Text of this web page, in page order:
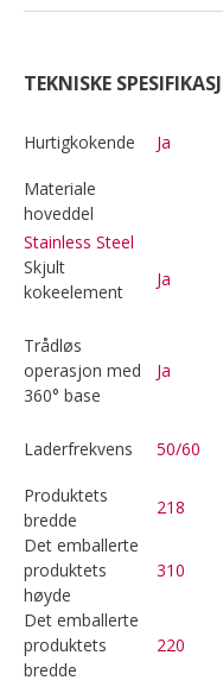
TEKNISKE
Hurtigkokende Ja
Materiale
hoveddel
Stainless Steel
Skjult
kokeelement
Ja
Trådløs
operasjon med
360° base
Ja
Laderfrekvens
50/60
Produktets
bredde
218
Det emballerte
produktets
høyde
310
Det emballerte
produktets
bredde
220